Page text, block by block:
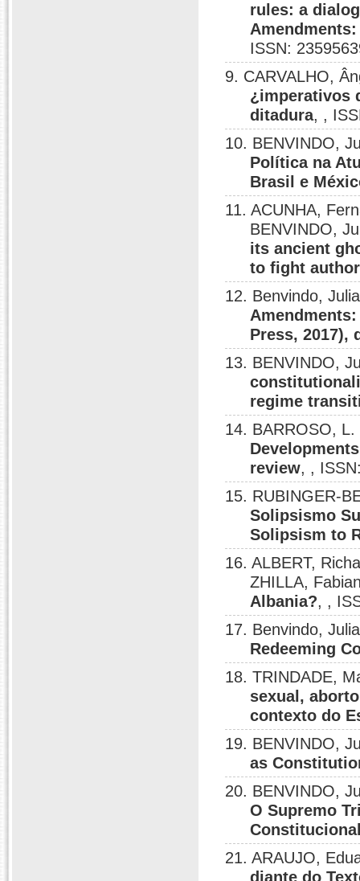
rules: a
ISSN:
9. CARVALHO,
¿imperativos
ditadura, ,
10. BENVINDO,
Política na
Brasil e
11. ACUNHA,
BENVINDO,
its ancient
to fight
12. Benvindo,
Press, 2017),
13. BENVINDO,
regime
14. BARROSO,
review, ,
15. RUBINGER-
Solipsismo
Solipsism to
16. ALBERT,
ZHILLA,
Albania?, ,
17. Benvindo,
Redeeming
18. TRINDADE,
sexual,
contexto do
19. BENVINDO,
as
20. BENVINDO,
O Supremo
21. ARAUJO,
diante do